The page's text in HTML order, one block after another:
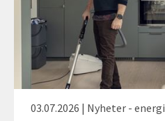
03.07.2026 | Nyheter - energi